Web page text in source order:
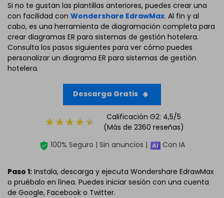
El archivo eddxdebe abrirse en EdrawMax.
Si aún no tienesEdrawMax, puedes descargarlo gratis
desde aquí
abajo.
También puedes probarEdrawMax Online gratis desde
abajo.
Si no te gustan las plantillas anteriores, puedes crear una
con facilidad con Wondershare EdrawMax. Al fin y al
cabo, es una herramienta de diagramación completa para
crear diagramas ER para sistemas de gestión hotelera.
Consulta los pasos siguientes para ver cómo puedes
personalizar un diagrama ER para sistemas de gestión
hotelera.
Descarga Gratis
Calificación G2: 4,5/5
(Más de 2360 reseñas)
100% Seguro | Sin anuncios |
Con IA
Paso 1: Instala, descarga y ejecuta Wondershare EdrawMax
o pruébalo en línea. Puedes iniciar sesión con una cuenta
de Google, Facebook o Twitter.